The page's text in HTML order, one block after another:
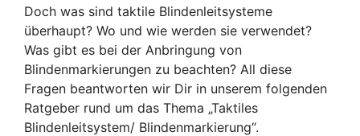
Doch was sind taktile Blindenleitsysteme
überhaupt? Wo und wie werden sie verwendet?
Was gibt es bei der Anbringung von
Blindenmarkierungen zu beachten? All diese
Fragen beantworten wir Dir in unserem folgenden
Ratgeber rund um das Thema „Taktiles
Blindenleitsystem/ Blindenmarkierung“.